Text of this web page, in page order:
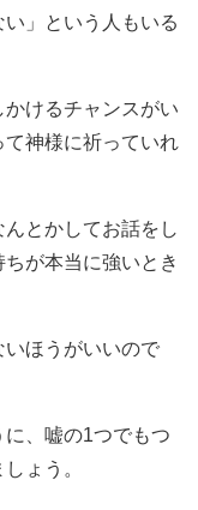
い」という人もいる
けるチャンスがい
神様に祈っていれ
とかしてお話をし
が本当に強いとき
ほうがいいので
、嘘の1つでもつ
ょう。